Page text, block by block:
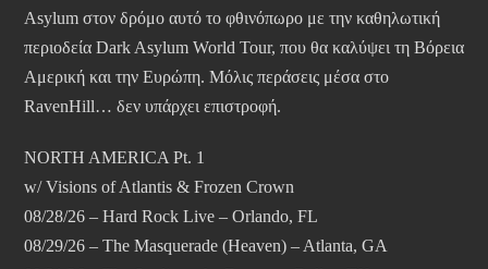
Asylum στον δρόμο αυτό το φθινόπωρο με την καθηλωτική
περιοδεία Dark Asylum World Tour, που θα καλύψει τη Βόρεια
Αμερική και την Ευρώπη. Μόλις περάσεις μέσα στο
RavenHill… δεν υπάρχει επιστροφή.
NORTH AMERICA Pt. 1
w/ Visions of Atlantis & Frozen Crown
08/28/26 – Hard Rock Live – Orlando, FL
08/29/26 – The Masquerade (Heaven) – Atlanta, GA